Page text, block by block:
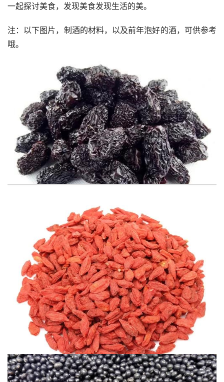
一起探讨美食，发现美食发现生活的美。
注：以下图片，制酒的材料，以及前年泡好的酒，可供参考
哦。